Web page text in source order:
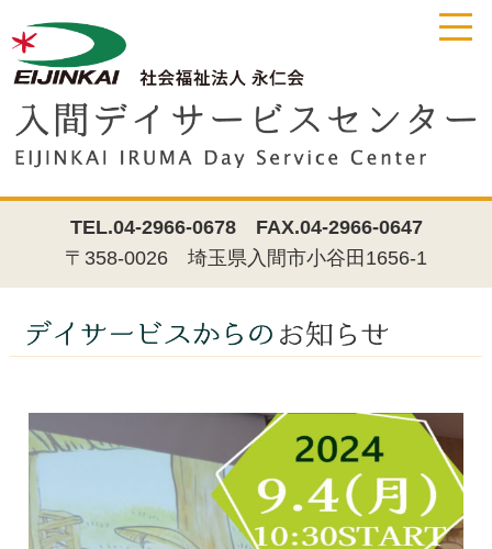
TEL.04-2966-0678FAX.04-2966-0647
〒358-0026 埼玉県入間市小谷田1656-1